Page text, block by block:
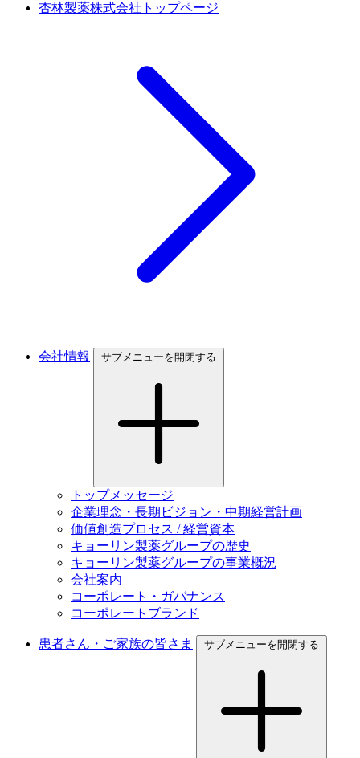
杏林製薬株式会社トップページ
会社情報 サブメニューを開閉する
トップメッセージ
企業理念・長期ビジョン・中期経営計画
価値創造プロセス / 経営資本
キョーリン製薬グループの歴史
キョーリン製薬グループの事業概況
会社案内
コーポレート・ガバナンス
コーポレートブランド
患者さん・ご家族の皆さま サブメニューを開閉する